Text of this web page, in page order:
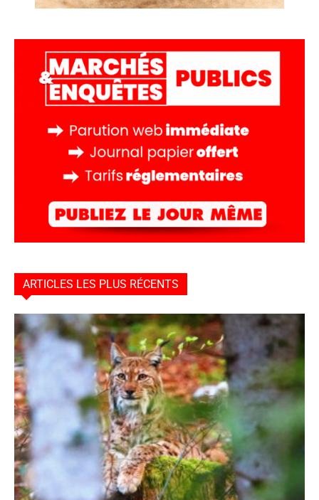
ARTICLES LES PLUS RÉCENTS